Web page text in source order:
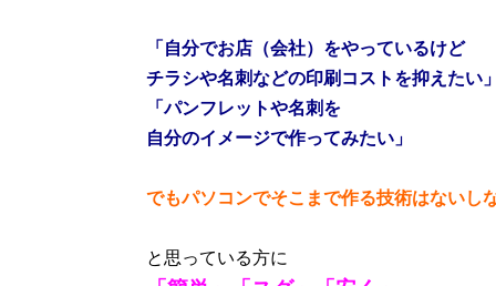
「自分でお店（会社）をやっているけど
チラシや名刺などの印刷コストを抑えたい」
「パンフレットや名刺を
自分のイメージで作ってみたい」
でもパソコンでそこまで作る技術はないし
と思っている方に